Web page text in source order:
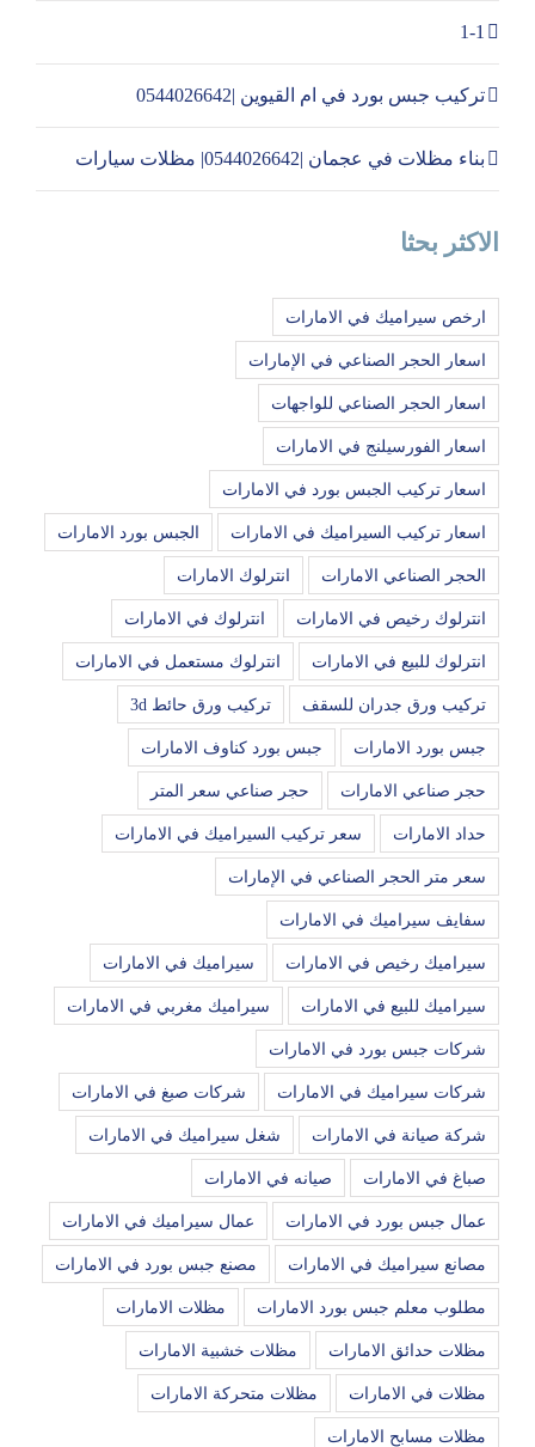
1-1
تركيب جبس بورد في ام القيوين |0544026642
بناء مظلات في عجمان |0544026642| مظلات سيارات
الاكثر بحثا
ارخص سيراميك في الامارات
اسعار الحجر الصناعي في الإمارات
اسعار الحجر الصناعي للواجهات
اسعار الفورسيلنج في الامارات
اسعار تركيب الجبس بورد في الامارات
اسعار تركيب السيراميك في الامارات الجبس بورد الامارات
الحجر الصناعي الامارات انترلوك الامارات
انترلوك رخيص في الامارات انترلوك في الامارات
انترلوك للبيع في الامارات انترلوك مستعمل في الامارات
تركيب ورق جدران للسقف تركيب ورق حائط 3d
جبس بورد الامارات جبس بورد كناوف الامارات
حجر صناعي الامارات حجر صناعي سعر المتر
حداد الامارات سعر تركيب السيراميك في الامارات
سعر متر الحجر الصناعي في الإمارات
سفايف سيراميك في الامارات
سيراميك رخيص في الامارات سيراميك في الامارات
سيراميك للبيع في الامارات سيراميك مغربي في الامارات
شركات جبس بورد في الامارات
شركات سيراميك في الامارات شركات صبغ في الامارات
شركة صيانة في الامارات شغل سيراميك في الامارات
صباغ في الامارات صيانه في الامارات
عمال جبس بورد في الامارات عمال سيراميك في الامارات
مصانع سيراميك في الامارات مصنع جبس بورد في الامارات
مطلوب معلم جبس بورد الامارات مظلات الامارات
مظلات حدائق الامارات مظلات خشبية الامارات
مظلات في الامارات مظلات متحركة الامارات
مظلات مسابح الامارات